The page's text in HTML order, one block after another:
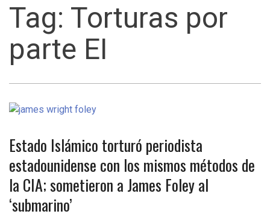
Tag: Torturas por
parte EI
Estado Islámico torturó periodista
estadounidense con los mismos métodos de
la CIA; sometieron a James Foley al
‘submarino’